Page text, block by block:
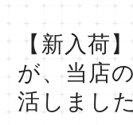
【新入荷
が、当店
活しまし